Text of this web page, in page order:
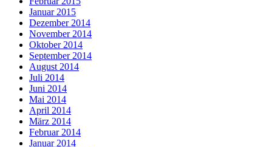
Januar 2015
Dezember 2014
November 2014
Oktober 2014
September 2014
August 2014
Juli 2014
Juni 2014
Mai 2014
April 2014
März 2014
Februar 2014
Januar 2014